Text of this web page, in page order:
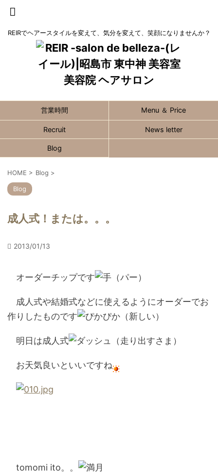
REIRでヘアースタイルを変えて、気分を変えて、笑顔になりませんか？
営業時間 Menu ＆ Price
Recruit News letter
Blog
HOME > Blog >
Blog
成人式！または。。。
2013/01/13
オーダーチップです
成人式や結婚式などに使えるようにオーダーでお
作りしたものです
明日は成人式
お天気良いといいですね
tomomi ito。。